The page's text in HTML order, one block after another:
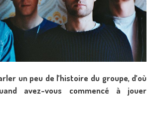
un peu de l’histoire du groupe, d’où
avez-vous commencé à jouer